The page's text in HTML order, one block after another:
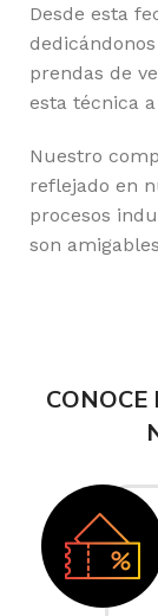
Desde esta
prendas de
esta técnica
Nuestro
reflejado en
procesos
son
CONOCE